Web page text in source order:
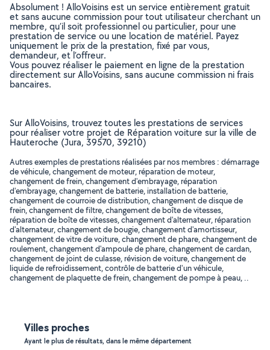
Absolument ! AlloVoisins est un service entièrement gratuit
et sans aucune commission pour tout utilisateur cherchant un
membre, qu’il soit professionnel ou particulier, pour une
prestation de service ou une location de matériel. Payez
uniquement le prix de la prestation, fixé par vous,
demandeur, et l’offreur.
Vous pouvez réaliser le paiement en ligne de la prestation
directement sur AlloVoisins, sans aucune commission ni frais
bancaires.
Sur AlloVoisins, trouvez toutes les prestations de services
pour réaliser votre projet de Réparation voiture sur la ville de
Hauteroche (Jura, 39570, 39210)
Autres exemples de prestations réalisées par nos membres : démarrage
de véhicule, changement de moteur, réparation de moteur,
changement de frein, changement d'embrayage, réparation
d'embrayage, changement de batterie, installation de batterie,
changement de courroie de distribution, changement de disque de
frein, changement de filtre, changement de boîte de vitesses,
réparation de boîte de vitesses, changement d'alternateur, réparation
d'alternateur, changement de bougie, changement d'amortisseur,
changement de vitre de voiture, changement de phare, changement de
roulement, changement d'ampoule de phare, changement de cardan,
changement de joint de culasse, révision de voiture, changement de
liquide de refroidissement, contrôle de batterie d'un véhicule,
changement de plaquette de frein, changement de pompe à peau, ..
Villes proches
Ayant le plus de résultats, dans le même département